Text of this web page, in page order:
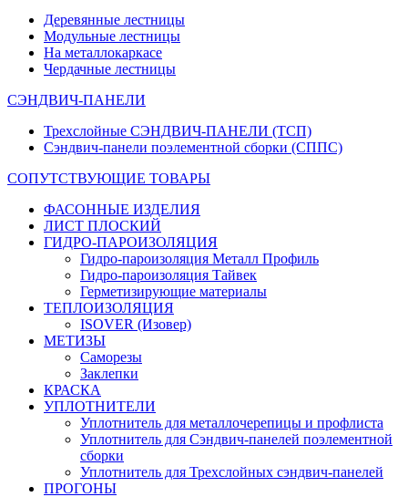
Деревянные лестницы
Модульные лестницы
На металлокаркасе
Чердачные лестницы
СЭНДВИЧ-ПАНЕЛИ
Трехслойные СЭНДВИЧ-ПАНЕЛИ (ТСП)
Сэндвич-панели поэлементной сборки (СППС)
СОПУТСТВУЮЩИЕ ТОВАРЫ
ФАСОННЫЕ ИЗДЕЛИЯ
ЛИСТ ПЛОСКИЙ
ГИДРО-ПАРОИЗОЛЯЦИЯ
Гидро-пароизоляция Металл Профиль
Гидро-пароизоляция Тайвек
Герметизирующие материалы
ТЕПЛОИЗОЛЯЦИЯ
ISOVER (Изовер)
МЕТИЗЫ
Саморезы
Заклепки
КРАСКА
УПЛОТНИТЕЛИ
Уплотнитель для металлочерепицы и профлиста
Уплотнитель для Сэндвич-панелей поэлементной
сборки
Уплотнитель для Трехслойных сэндвич-панелей
ПРОГОНЫ